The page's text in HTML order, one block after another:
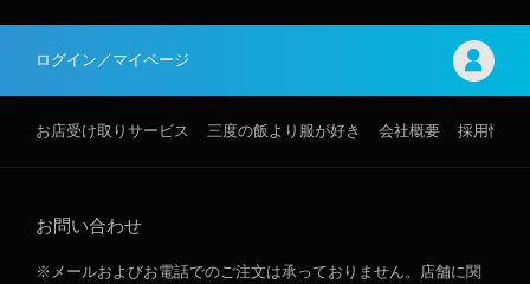
ログイン／マイページ
お店受け取りサービス 三度の飯より服が好き 会社概要 採用情報
お問い合わせ
※メールおよびお電話でのご注文は承っておりません。店舗に関